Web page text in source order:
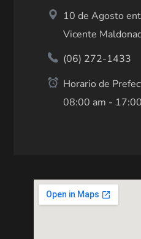
10 de Agosto
Vicente
(06) 272-1433
Horario de
08:00 am -